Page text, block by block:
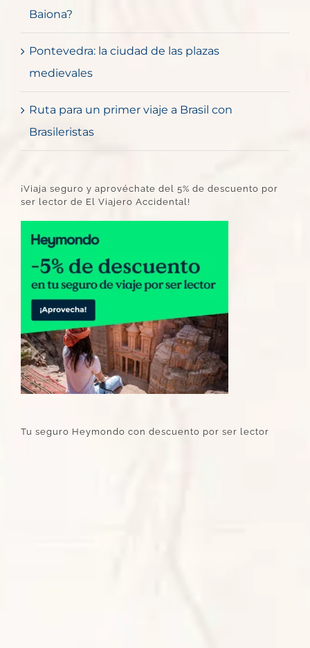
Baiona?
Pontevedra: la ciudad de las plazas
medievales
Ruta para un primer viaje a Brasil con
Brasileristas
¡Viaja seguro y aprovéchate del 5% de descuento por
ser lector de El Viajero Accidental!
Tu seguro Heymondo con descuento por ser lector